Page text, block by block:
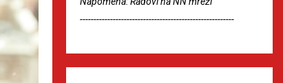
--------------------------------------------------------